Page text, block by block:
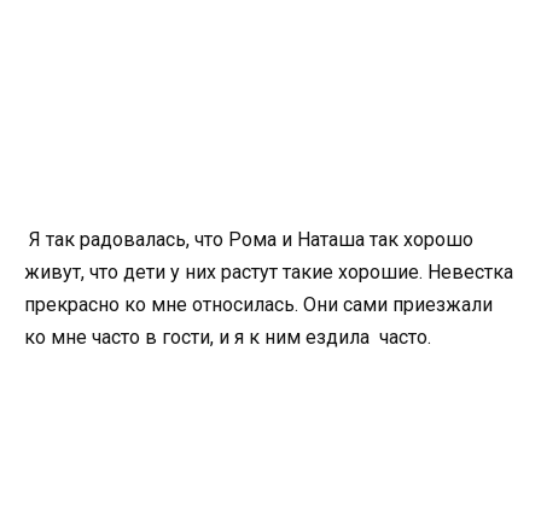
Я так радовалась, что Рома и Наташа так хорошо
живут, что дети у них растут такие хорошие. Невестка
прекрасно ко мне относилась. Они сами приезжали
ко мне часто в гости, и я к ним ездила часто.